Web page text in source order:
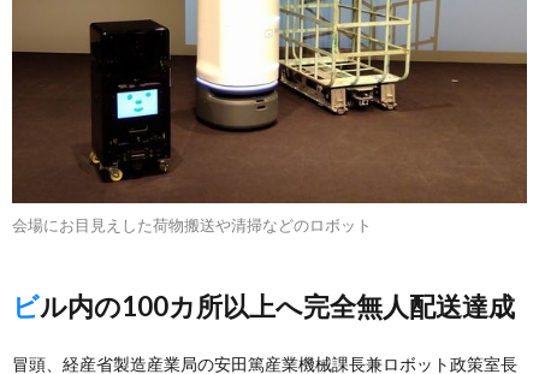
会場にお目見えした荷物搬送や清掃などのロボット
ビル内の100カ所以上へ完全無人配送達成
冒頭、経産省製造産業局の安田篤産業機械課長兼ロボット政策室長